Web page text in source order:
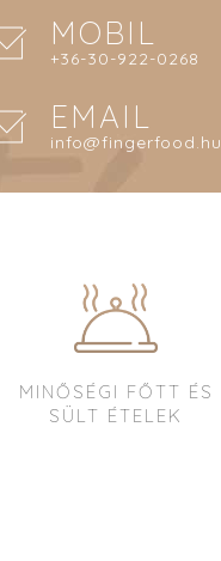
MOBIL
+36-30-922-0268
EMAIL
info@fingerfood.hu
MINŐSÉGI FŐTT ÉS
SÜLT ÉTELEK